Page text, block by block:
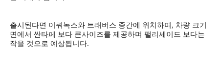
출시된다면 이쿼녹스와 트래버스 중간에 위치하며, 차량 크기
면에서 싼타페 보다 큰사이즈를 제공하며 팰리세이드 보다는
작을 것으로 예상됩니다.